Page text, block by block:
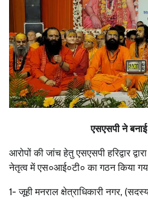
एसएसपी ने
आरोपों की जांच हेतु एसएसपी हरिद्वार
नेतृत्व में एस०आई०टी० का गठन किया
1- जूही मनराल क्षेत्राधिकारी नगर,